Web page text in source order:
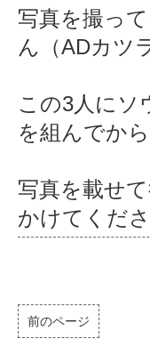
写真を撮っ
ん（ADカツ
この3人にソ
を組んでか
写真を載せ
かけてくだ
前のページ